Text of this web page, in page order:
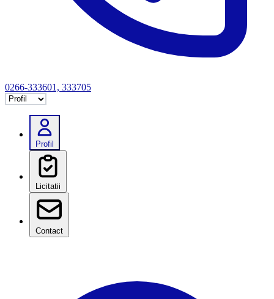
0266-333601, 333705
Selectează tab
Profil
Licitatii
Contact